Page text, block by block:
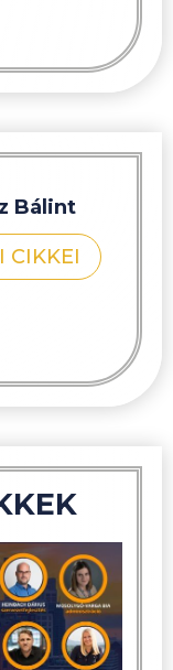
Bálint
CIKKEI